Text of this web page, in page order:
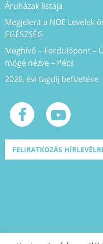
Áruházak listája
Megjelent a NOE Levelek
EGÉSZSÉG
Meghívó – Fordulópont –
mögé nézve – Pécs
2026. évi tagdíj befizetése
FELIRATKOZÁS